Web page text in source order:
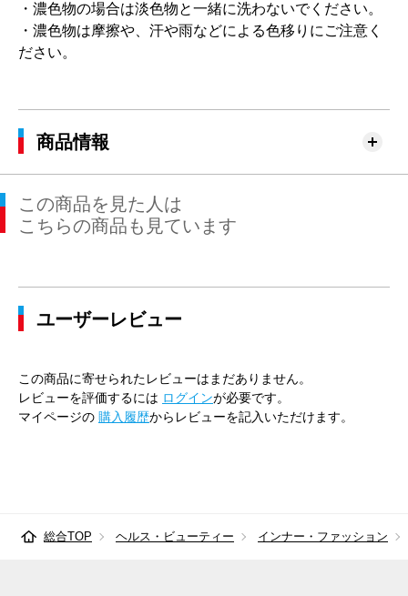
・濃色物の場合は淡色物と一緒に洗わないでください。
・濃色物は摩擦や、汗や雨などによる色移りにご注意く
ださい。
商品情報
この商品を見た人は
こちらの商品も見ています
ユーザーレビュー
この商品に寄せられたレビューはまだありません。
レビューを評価するには ログインが必要です。
マイページの 購入履歴からレビューを記入いただけます。
総合TOP ヘルス・ビューティー インナー・ファッション